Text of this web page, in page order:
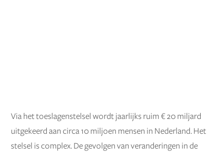
Via het toeslagenstelsel wordt jaarlijks ruim € 20 miljard
uitgekeerd aan circa 10 miljoen mensen in Nederland. Het
stelsel is complex. De gevolgen van veranderingen in de